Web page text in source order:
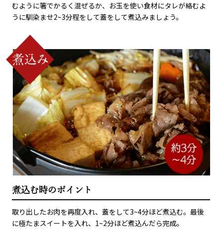
むように箸でかるく混ぜるか、お玉を使い食材にタレが絡むよ
うに馴染ませ2~3分程をして蓋をして煮込みましょう。
煮込む時のポイント
取り出したお肉を再度入れ、蓋をして3~4分ほど煮込む。最後
に極たまスイートを入れ、1~2分ほど煮込んだら完成。